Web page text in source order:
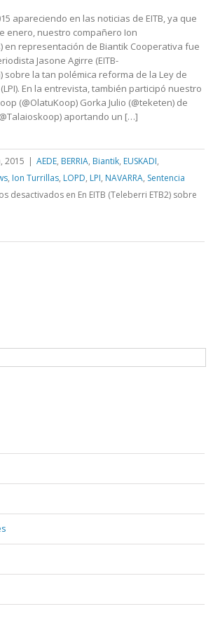
apareciendo en las noticias de EITB, ya que
enero, nuestro compañero Ion
en representación de Biantik Cooperativa fue
Jasone Agirre (EITB-
sobre la tan polémica reforma de la Ley de
En la entrevista, también participó nuestro
(@OlatuKoop) Gorka Julio (@teketen) de
aportando un […]
2015 | AEDE, BERRIA, Biantik, EUSKADI,
, Ion Turrillas, LOPD, LPI, NAVARRA, Sentencia
desactivados en En EITB (Teleberri ETB2) sobre